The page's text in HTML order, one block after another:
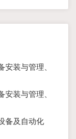
安装与管理、
安装与管理、
备及自动化